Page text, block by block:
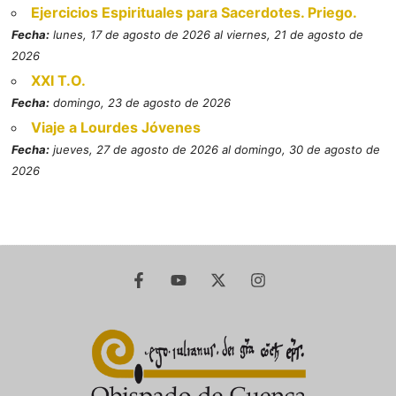
Ejercicios Espirituales para Sacerdotes. Priego.
Fecha: lunes, 17 de agosto de 2026 al viernes, 21 de agosto de
2026
XXI T.O.
Fecha: domingo, 23 de agosto de 2026
Viaje a Lourdes Jóvenes
Fecha: jueves, 27 de agosto de 2026 al domingo, 30 de agosto de
2026